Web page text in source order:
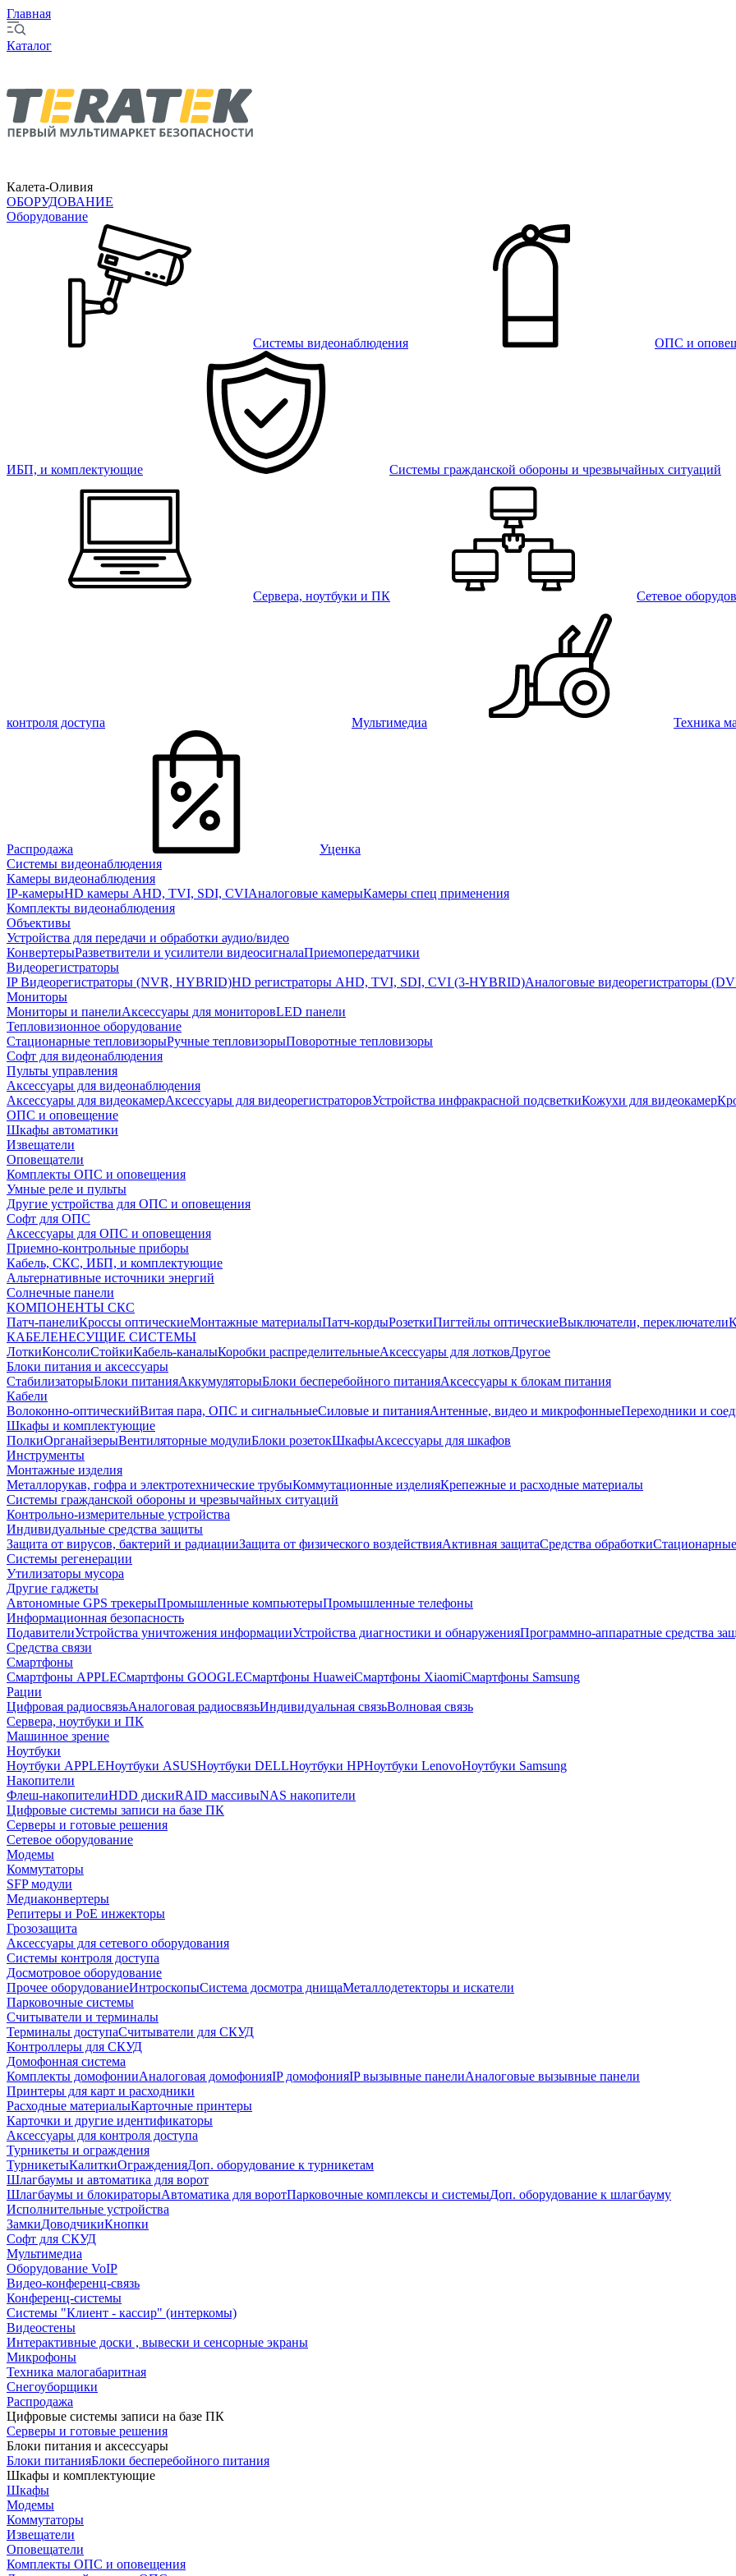
Главная
Каталог
Калета-Оливия
ОБОРУДОВАНИЕ
Оборудование
Системы видеонаблюдения ОПС и
ИБП, и комплектующие Системы гражданской обороны и чрезвычайных ситуаций
Сервера, ноутбуки и ПК Сетевое
контроля доступа Мультимедиа Техника
Распродажа
Уценка
Системы видеонаблюдения
Камеры видеонаблюдения
IP-камерыHD камеры AHD, TVI, SDI, CVIАналоговые камерыКамеры спец применения
Комплекты видеонаблюдения
Объективы
Устройства для передачи и обработки аудио/видео
КонвертерыРазветвители и усилители видеосигналаПриемопередатчики
Видеорегистраторы
IP Видеорегистраторы (NVR, HYBRID)HD регистраторы AHD, TVI, SDI, CVI (3-HYBRID)Аналоговые видеорегистраторы
Мониторы
Мониторы и панелиАксессуары для мониторовLED панели
Тепловизионное оборудование
Стационарные тепловизорыРучные тепловизорыПоворотные тепловизоры
Софт для видеонаблюдения
Пульты управления
Аксессуары для видеонаблюдения
Аксессуары для видеокамерАксессуары для видеорегистраторовУстройства инфракрасной подсветкиКожухи для видеокамер
ОПС и оповещение
Шкафы автоматики
Извещатели
Оповещатели
Комплекты ОПС и оповещения
Умные реле и пульты
Другие устройства для ОПС и оповещения
Софт для ОПС
Аксессуары для ОПС и оповещения
Приемно-контрольные приборы
Кабель, СКС, ИБП, и комплектующие
Альтернативные источники энергий
Солнечные панели
КОМПОНЕНТЫ СКС
Патч-панелиКроссы оптическиеМонтажные материалыПатч-кордыРозеткиПигтейлы оптическиеВыключатели, переключатели
КАБЕЛЕНЕСУЩИЕ СИСТЕМЫ
ЛоткиКонсолиСтойкиКабель-каналыКоробки распределительныеАксессуары для лотковДругое
Блоки питания и аксессуары
СтабилизаторыБлоки питанияАккумуляторыБлоки бесперебойного питанияАксессуары к блокам питания
Кабели
Волоконно-оптическийВитая пара, ОПС и сигнальныеСиловые и питанияАнтенные, видео и микрофонныеПереходники и
Шкафы и комплектующие
ПолкиОрганайзерыВентиляторные модулиБлоки розетокШкафыАксессуары для шкафов
Инструменты
Монтажные изделия
Металлорукав, гофра и электротехнические трубыКоммутационные изделияКрепежные и расходные материалы
Системы гражданской обороны и чрезвычайных ситуаций
Контрольно-измерительные устройства
Индивидуальные средства защиты
Защита от вирусов, бактерий и радиацииЗащита от физического воздействияАктивная защитаСредства обработки
Системы регенерации
Утилизаторы мусора
Другие гаджеты
Автономные GPS трекерыПромышленные компьютерыПромышленные телефоны
Информационная безопасность
ПодавителиУстройства уничтожения информацииУстройства диагностики и обнаруженияПрограммно-аппаратные средства
Средства связи
Смартфоны
Смартфоны APPLEСмартфоны GOOGLEСмартфоны HuaweiСмартфоны XiaomiСмартфоны Samsung
Рации
Цифровая радиосвязьАналоговая радиосвязьИндивидуальная связьВолновая связь
Сервера, ноутбуки и ПК
Машинное зрение
Ноутбуки
Ноутбуки APPLEНоутбуки ASUSНоутбуки DELLНоутбуки HPНоутбуки LenovoНоутбуки Samsung
Накопители
Флеш-накопителиHDD дискиRAID массивыNAS накопители
Цифровые системы записи на базе ПК
Серверы и готовые решения
Сетевое оборудование
Модемы
Коммутаторы
SFP модули
Медиаконвертеры
Репитеры и PoE инжекторы
Грозозащита
Аксессуары для сетевого оборудования
Системы контроля доступа
Досмотровое оборудование
Прочее оборудованиеИнтроскопыСистема досмотра днищаМеталлодетекторы и искатели
Парковочные системы
Считыватели и терминалы
Терминалы доступаСчитыватели для СКУД
Контроллеры для СКУД
Домофонная система
Комплекты домофонииАналоговая домофонияIP домофонияIP вызывные панелиАналоговые вызывные панели
Принтеры для карт и расходники
Расходные материалыКарточные принтеры
Карточки и другие идентификаторы
Аксессуары для контроля доступа
Турникеты и ограждения
ТурникетыКалиткиОгражденияДоп. оборудование к турникетам
Шлагбаумы и автоматика для ворот
Шлагбаумы и блокираторыАвтоматика для воротПарковочные комплексы и системыДоп. оборудование к шлагбауму
Исполнительные устройства
ЗамкиДоводчикиКнопки
Софт для СКУД
Мультимедиа
Оборудование VoIP
Видео-конференц-связь
Конференц-системы
Системы "Клиент - кассир" (интеркомы)
Видеостены
Интерактивные доски , вывески и сенсорные экраны
Микрофоны
Техника малогабаритная
Снегоуборщики
Распродажа
Цифровые системы записи на базе ПК
Серверы и готовые решения
Блоки питания и аксессуары
Блоки питанияБлоки бесперебойного питания
Шкафы и комплектующие
Шкафы
Модемы
Коммутаторы
Извещатели
Оповещатели
Комплекты ОПС и оповещения